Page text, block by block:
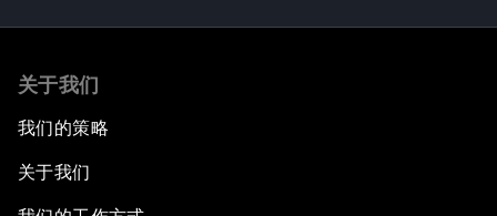
关于我们
我们的策略
关于我们